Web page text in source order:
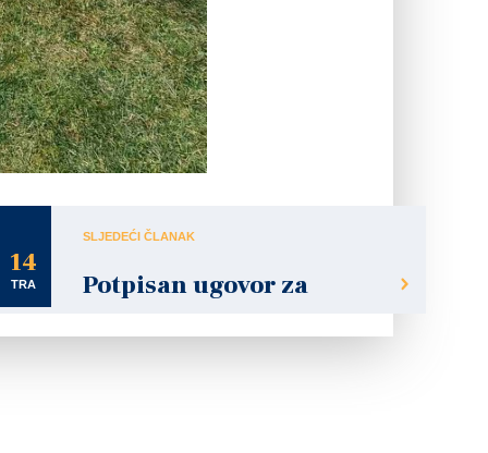
14
TRA
SLJEDEĆI ČLANAK
Potpisan ugovor za